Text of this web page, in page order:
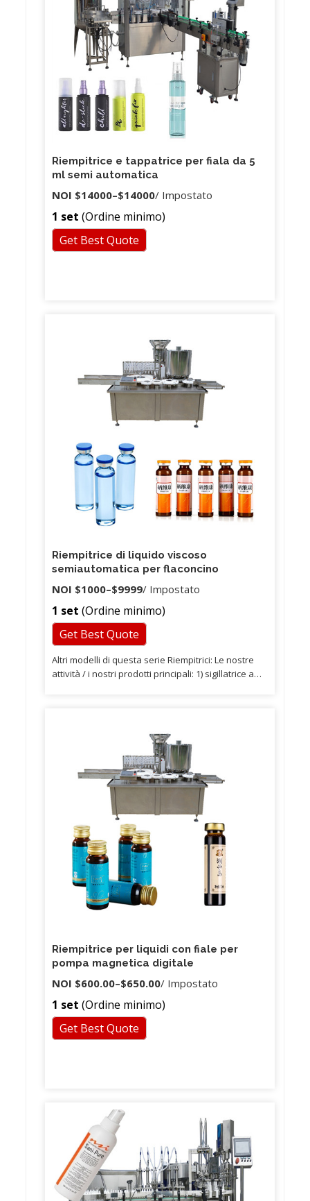
Riempitrice e tappatrice per fiala da 5
ml semi automatica
NOI $14000–$14000/ Impostato
1 set (Ordine minimo)
Get Best Quote
Riempitrice di liquido viscoso
semiautomatica per flaconcino
NOI $1000–$9999/ Impostato
1 set (Ordine minimo)
Get Best Quote
Altri modelli di questa serie Riempitrici: Le nostre
attività / i nostri prodotti principali: 1) sigillatrice a
settore cosmetico, delle bevande, chimico, medico,
alimentare ecc. 4) tappatrice per coperchi in
plastica con tappatrice semiautomatica e
etichettatrice automatica completa che può
migliorare notevolmente la produttività e la qualità
del prodotto in tappi per bottiglie, vasetti,
atomizzatori ecc. nel settore cosmetico , bevande,
prodotti chimici, medici, alimentari ecc. Produciamo
varie macchine per l'imballaggio tra cui riempitrice,
etichettatrice, sigillatrice, tappatrice, nastro
trasportatore e foglio di alluminio, ecc.
Riempitrice per liquidi con fiale per
pompa magnetica digitale
NOI $600.00–$650.00/ Impostato
1 set (Ordine minimo)
Get Best Quote